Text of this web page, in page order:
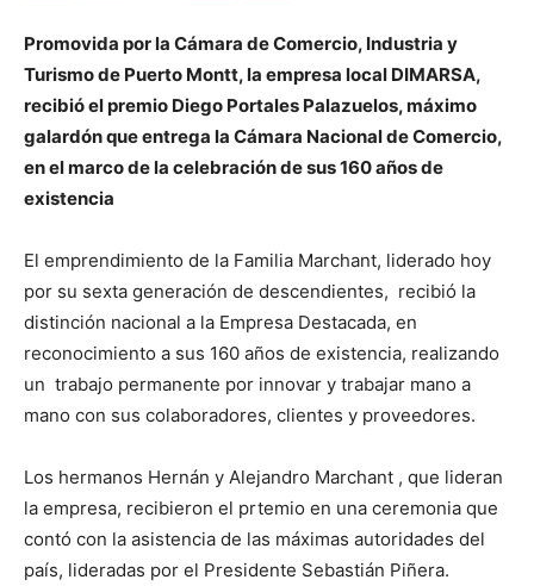
Promovida por la Cámara de Comercio, Industria y
Turismo de Puerto Montt, la empresa local DIMARSA,
recibió el premio Diego Portales Palazuelos, máximo
galardón que entrega la Cámara Nacional de Comercio,
en el marco de la celebración de sus 160 años de
existencia
El emprendimiento de la Familia Marchant, liderado hoy
por su sexta generación de descendientes, recibió la
distinción nacional a la Empresa Destacada, en
reconocimiento a sus 160 años de existencia, realizando
un trabajo permanente por innovar y trabajar mano a
mano con sus colaboradores, clientes y proveedores.
Los hermanos Hernán y Alejandro Marchant , que lideran
la empresa, recibieron el prtemio en una ceremonia que
contó con la asistencia de las máximas autoridades del
país, lideradas por el Presidente Sebastián Piñera.